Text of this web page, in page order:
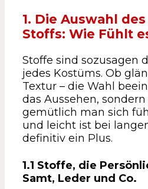
1. Die Auswahl
Stoffs: Wie Fühlt
Stoffe sind sozusagen
jedes Kostüms. Ob
Textur – die Wahl
das Aussehen,
gemütlich man sich
und leicht ist bei
definitiv ein Plus.
1.1 Stoffe, die
Samt, Leder und Co.